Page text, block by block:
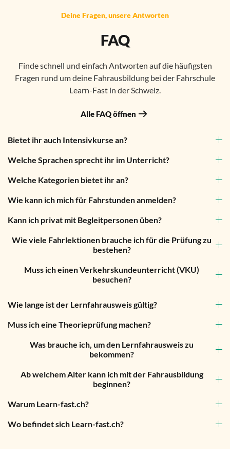
Deine Fragen, unsere Antworten
FAQ
Finde schnell und einfach Antworten auf die häufigsten
Fragen rund um deine Fahrausbildung bei der Fahrschule
Learn-Fast in der Schweiz.
Alle FAQ öffnen
Bietet ihr auch Intensivkurse an?
Welche Sprachen sprecht ihr im Unterricht?
Welche Kategorien bietet ihr an?
Wie kann ich mich für Fahrstunden anmelden?
Kann ich privat mit Begleitpersonen üben?
Wie viele Fahrlektionen brauche ich für die Prüfung zu
bestehen?
Muss ich einen Verkehrskundeunterricht (VKU)
besuchen?
Wie lange ist der Lernfahrausweis gültig?
Muss ich eine Theorieprüfung machen?
Was brauche ich, um den Lernfahrausweis zu
bekommen?
Ab welchem Alter kann ich mit der Fahrausbildung
beginnen?
Warum Learn-fast.ch?
Wo befindet sich Learn-fast.ch?